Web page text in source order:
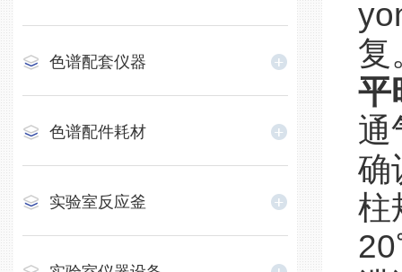
色谱配套仪器
色谱配件耗材
实验室反应釜
复
平
通
确
柱